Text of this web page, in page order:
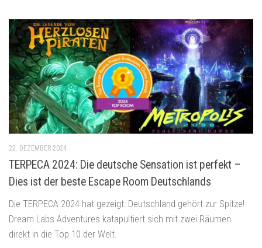
22. DEZEMBER 2024
TERPECA 2024: Die deutsche Sensation ist perfekt –
Dies ist der beste Escape Room Deutschlands
Die TERPECA 2024 hat gezeigt: Deutschland gehört zur Spitze!
Dream Labs Adventures katapultiert sich mit zwei Räumen
direkt in die Top 10 der Welt.